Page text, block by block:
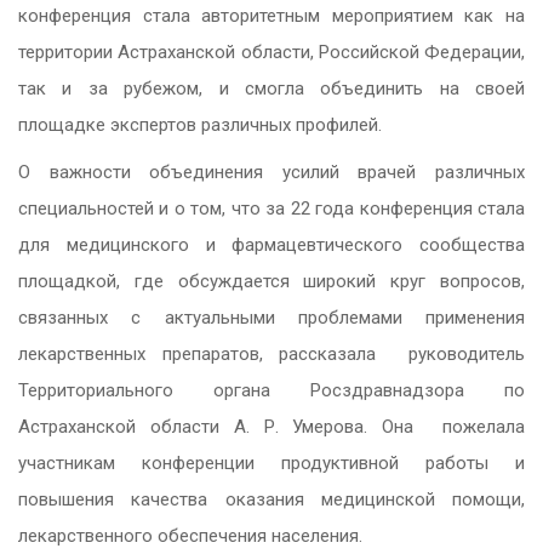
конференция стала авторитетным мероприятием как на
территории Астраханской области, Российской Федерации,
так и за рубежом, и смогла объединить на своей
площадке экспертов различных профилей.
О важности объединения усилий врачей различных
специальностей и о том, что за 22 года конференция стала
для медицинского и фармацевтического сообщества
площадкой, где обсуждается широкий круг вопросов,
связанных с актуальными проблемами применения
лекарственных препаратов, рассказала руководитель
Территориального органа Росздравнадзора по
Астраханской области А. Р. Умерова. Она пожелала
участникам конференции продуктивной работы и
повышения качества оказания медицинской помощи,
лекарственного обеспечения населения.